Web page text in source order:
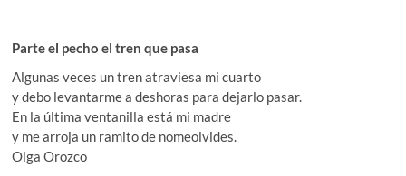
Parte el pecho el tren que pasa
Algunas veces un tren atraviesa mi cuarto
y debo levantarme a deshoras para dejarlo pasar.
En la última ventanilla está mi madre
y me arroja un ramito de nomeolvides.
Olga Orozco